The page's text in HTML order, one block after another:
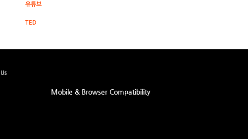
유튜브
TED
Mobile & Browser Compatibility